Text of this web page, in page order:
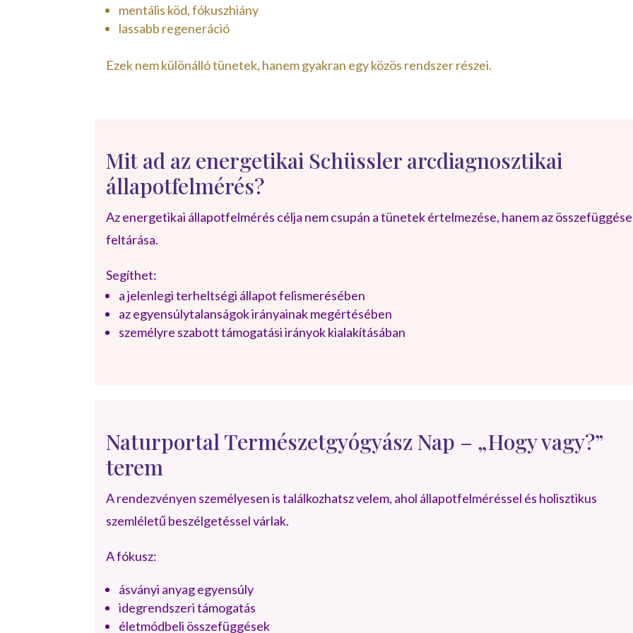
mentális köd, fókuszhiány
lassabb regeneráció
Ezek nem különálló tünetek, hanem gyakran egy közös rendszer részei.
Mit ad az energetikai Schüssler arcdiagnosztikai
állapotfelmérés?
Az energetikai állapotfelmérés célja nem csupán a tünetek értelmezése, hanem az
feltárása.
Segíthet:
a jelenlegi terheltségi állapot felismerésében
az egyensúlytalanságok irányainak megértésében
személyre szabott támogatási irányok kialakításában
Naturportal Természetgyógyász Nap – „Hogy vagy?”
terem
A rendezvényen személyesen is találkozhatsz velem, ahol állapotfelméréssel és holisztikus
szemléletű beszélgetéssel várlak.
A fókusz:
ásványi anyag egyensúly
idegrendszeri támogatás
életmódbeli összefüggések